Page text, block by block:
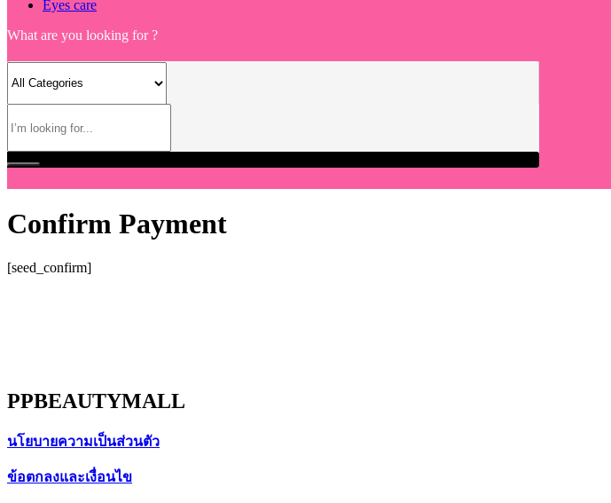
Eyes care
What are you looking for ?
Confirm Payment
[seed_confirm]
PPBEAUTYMALL
นโยบายความเป็นส่วนตัว
ข้อตกลงและเงื่อนไข